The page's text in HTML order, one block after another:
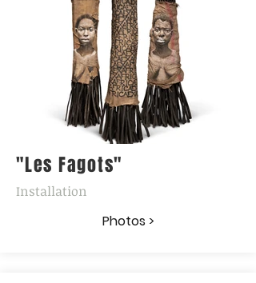
"Les Fagots"
Installation
Photos >